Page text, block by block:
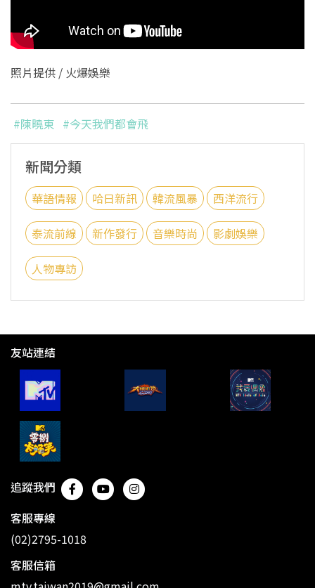
照片提供 / 火爆娛樂
#陳曉東 #今天我們都會飛
新聞分類
華語情報 哈日新訊 韓流風暴 西洋流行
泰流前線 新作發行 音樂時尚 影劇娛樂
人物專訪
友站連結
追蹤我們
客服專線
(02)2795-1018
客服信箱